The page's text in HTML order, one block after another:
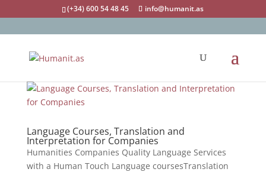
(+34) 600 54 48 45 info@humanit.as
Language Courses, Translation and
Interpretation for Companies
Humanities Companies Quality Language Services
with a Human Touch Language coursesTranslation